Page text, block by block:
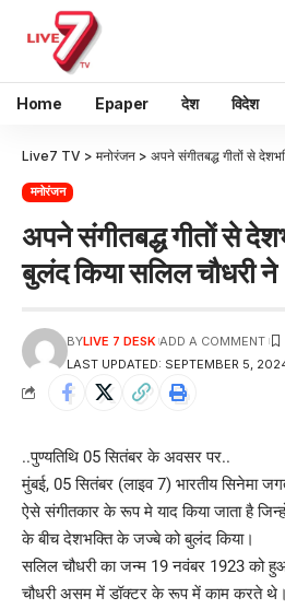
Home Epaper देश विदेश
Live7 TV > मनोरंजन > अपने संगीतबद्ध गीतों से
मनोरंजन
अपने संगीतबद्ध गीतों से
बुलंद किया सलिल चौधरी ने
LAST UPDATED: SEPTEMBER 5,
BYLIVE 7 DESK ADD A COMMENT
..पुण्यतिथि 05 सितंबर के अवसर पर..
मुंबई, 05 सितंबर (लाइव 7) भारतीय सिनेमा
ऐसे संगीतकार के रूप मे याद किया जाता है
के बीच देशभक्ति के जज्बे को बुलंद किया।
सलिल चौधरी का जन्म 19 नवंबर 1923 को
चौधरी असम में डॉक्टर के रूप में काम करते